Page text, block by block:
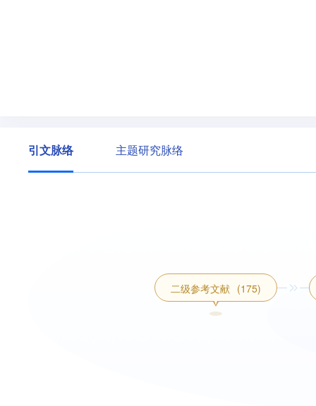
引文脉络 主题研究脉络
二级参考文献 (175)